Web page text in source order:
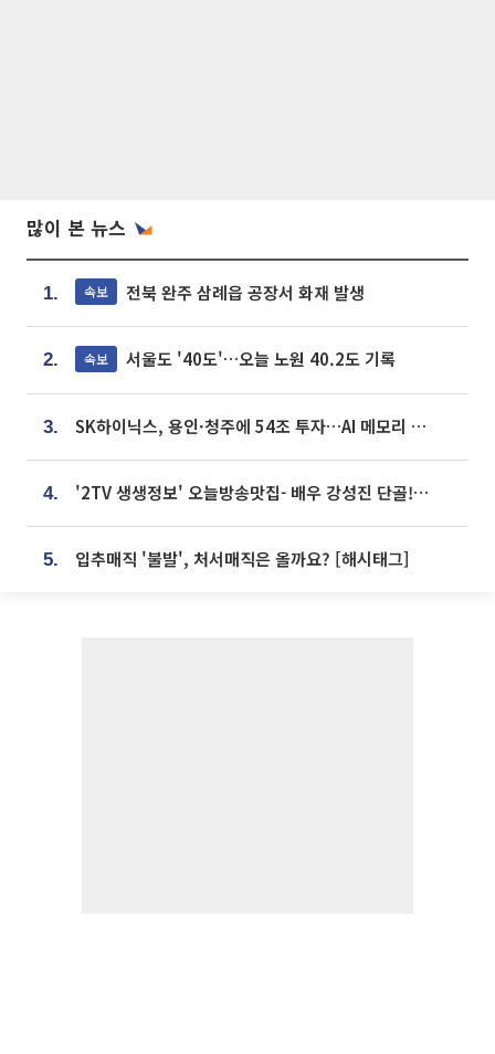
많이 본 뉴스
1. 속보 전북 완주 삼례읍 공장서 화재 발생
2. 속보 서울도 '40도'…오늘 노원 40.2도 기록
3. SK하이닉스, 용인·청주에 54조 투자…AI 메모리 생산기지 키운다
4. '2TV 생생정보' 오늘방송맛집- 배우 강성진 단골! 쌀국수ㆍ푸팟퐁 커리 맛집 '블○○○'
5. 입추매직 '불발', 처서매직은 올까요? [해시태그]